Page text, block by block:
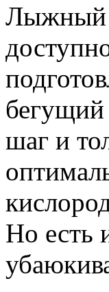
Лыжный
шаг и
Но есть